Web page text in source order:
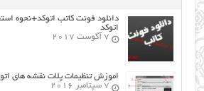
دانلود فونت کاتب اتوکد+نحوه
اتوکد
7 آگوست 2017
اموزش تنظیمات پلات نقشه های
7 سپتامبر 2016